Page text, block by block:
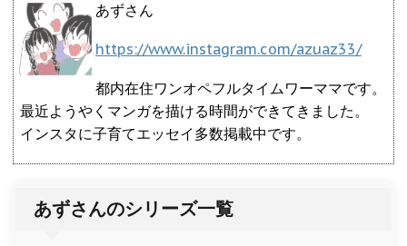
あずさん
https://www.instagram.com/azuaz33/
都内在住ワンオペフルタイムワーママです。
最近ようやくマンガを描ける時間ができてきました。
インスタに子育てエッセイ多数掲載中です。
あずさんのシリーズ一覧